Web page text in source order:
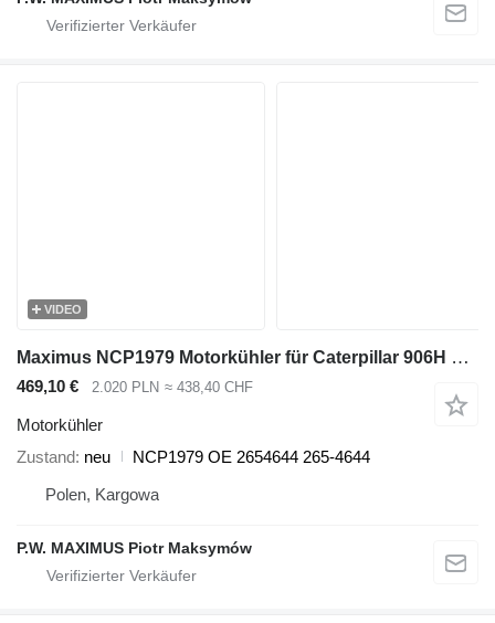
VIDEO
Maximus NCP1979 Motorkühler für Caterpillar 906H 907H 908H Bagger
469,10 € 2.020 PLN ≈ 438,40 CHF
Motorkühler
Zustand neu
NCP1979 OE 2654644 265-4644
Polen, Kargowa
P.W. MAXIMUS Piotr Maksymów